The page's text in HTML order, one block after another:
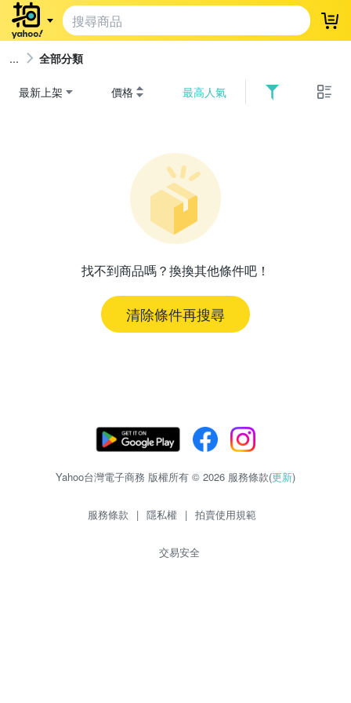
登
全部分類
最新上架 價格 最高人氣
找不到商品嗎？換換其他條件吧！
清除條件再搜尋
Yahoo台灣電子商務 版權所有 © 2026 服務條款(更新)
服務條款 | 隱私權 | 拍賣使用規範
交易安全